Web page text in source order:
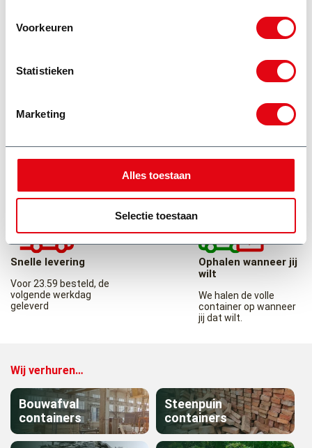
Voorkeuren
Statistieken
Marketing
Alles toestaan
Selectie toestaan
Waarom Martin Siebelink
Wij zijn dé partij in containerverhuur, in regio Veenendaal en
omgeving.
huurperiode
week.
in
van afval en milieu
toeslag.
Snelle levering
Voor 23.59 besteld, de
volgende werkdag
geleverd
Ophalen wanneer jij
wilt
We halen de volle
container op wanneer
jij dat wilt.
Wij verhuren…
Bouwafval
containers
Steenpuin
containers